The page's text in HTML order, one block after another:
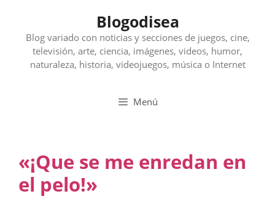
contenido
Blogodisea
Blog variado con noticias y secciones de juegos, cine,
televisión, arte, ciencia, imágenes, videos, humor,
naturaleza, historia, videojuegos, música o Internet
Menú
«¡Que se me enredan en
el pelo!»